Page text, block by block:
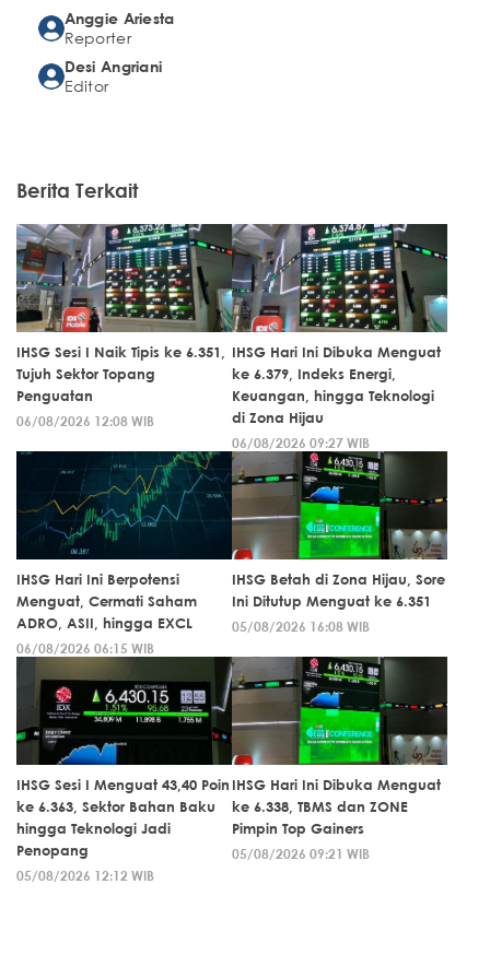
Anggie Ariesta
Reporter
Desi Angriani
Editor
Berita Terkait
IHSG Sesi I Naik Tipis ke 6.351,
Tujuh Sektor Topang
Penguatan
06/08/2026 12:08 WIB
IHSG Hari Ini Dibuka Menguat
ke 6.379, Indeks Energi,
Keuangan, hingga Teknologi
di Zona Hijau
06/08/2026 09:27 WIB
IHSG Hari Ini Berpotensi
Menguat, Cermati Saham
ADRO, ASII, hingga EXCL
06/08/2026 06:15 WIB
IHSG Betah di Zona Hijau, Sore
Ini Ditutup Menguat ke 6.351
05/08/2026 16:08 WIB
IHSG Sesi I Menguat 43,40 Poin
ke 6.363, Sektor Bahan Baku
hingga Teknologi Jadi
Penopang
05/08/2026 12:12 WIB
IHSG Hari Ini Dibuka Menguat
ke 6.338, TBMS dan ZONE
Pimpin Top Gainers
05/08/2026 09:21 WIB